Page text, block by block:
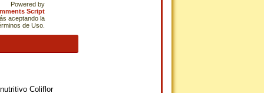
Powered by
Script
aceptando la
de Uso.
Coliflor